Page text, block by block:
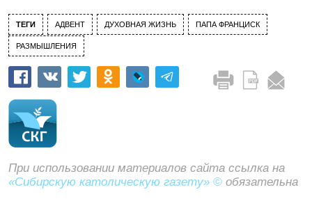
ТЕГИ АДВЕНТ ДУХОВНАЯ ЖИЗНЬ ПАПА ФРАНЦИСК
РАЗМЫШЛЕНИЯ
При использовании материалов сайта ссылка на
«Сибирскую католическую газету» © обязательна